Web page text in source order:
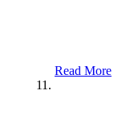
Read More